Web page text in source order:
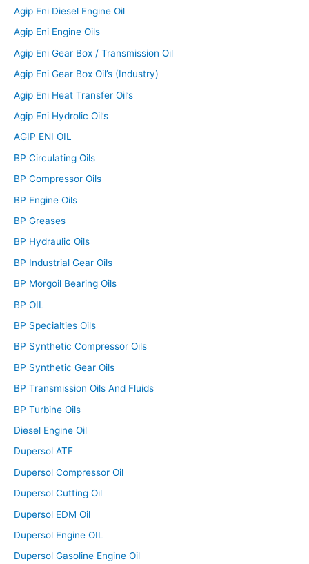
Agip Eni Diesel Engine Oil
Agip Eni Engine Oils
Agip Eni Gear Box / Transmission Oil
Agip Eni Gear Box Oil’s (Industry)
Agip Eni Heat Transfer Oil’s
Agip Eni Hydrolic Oil’s
AGIP ENI OIL
BP Circulating Oils
BP Compressor Oils
BP Engine Oils
BP Greases
BP Hydraulic Oils
BP Industrial Gear Oils
BP Morgoil Bearing Oils
BP OIL
BP Specialties Oils
BP Synthetic Compressor Oils
BP Synthetic Gear Oils
BP Transmission Oils And Fluids
BP Turbine Oils
Diesel Engine Oil
Dupersol ATF
Dupersol Compressor Oil
Dupersol Cutting Oil
Dupersol EDM Oil
Dupersol Engine OIL
Dupersol Gasoline Engine Oil